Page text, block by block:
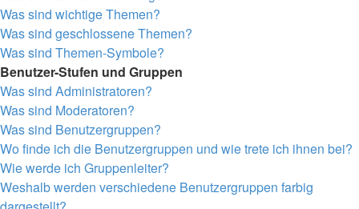
Was sind wichtige Themen?
Was sind geschlossene Themen?
Was sind Themen-Symbole?
Benutzer-Stufen und Gruppen
Was sind Administratoren?
Was sind Moderatoren?
Was sind Benutzergruppen?
Wo finde ich die Benutzergruppen und wie trete ich ihnen bei?
Wie werde ich Gruppenleiter?
Weshalb werden verschiedene Benutzergruppen farbig